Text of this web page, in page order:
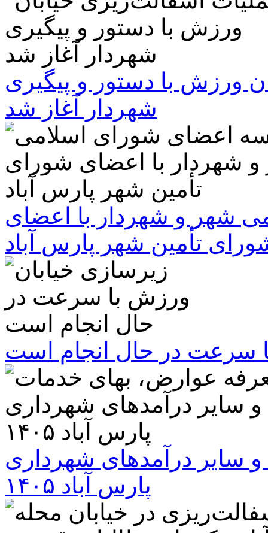
ورزش با دستور و پیگیری
شهردار آغاز شد
شهر و شهردار با اعضای
تأمین شهر پارس آباد
سرعت در حال انجام است
سایر درآمدهای شهرداری
پارس آباد ۱۴۰۵